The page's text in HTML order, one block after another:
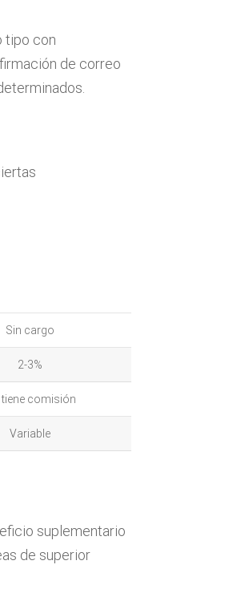
tipo con
de correo
Sin cargo
2-3%
tiene comisión
Variable
suplementario
de superior